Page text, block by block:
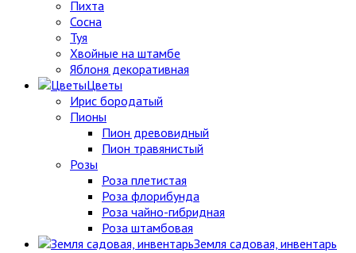
Пихта
Сосна
Туя
Хвойные на штамбе
Яблоня декоративная
Цветы
Ирис бородатый
Пионы
Пион древовидный
Пион травянистый
Розы
Роза плетистая
Роза флорибунда
Роза чайно-гибридная
Роза штамбовая
Земля садовая, инвентарь